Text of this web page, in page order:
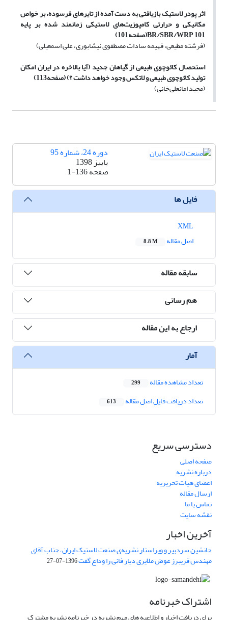
اثر پودر لاستیک بازیافتی به دست آمده از تایرهای فرسوده، بر خواص
مکانیکی و حرارتی کامپوزیت‌های لاستیکی زمانمند شده بر پایه
BR/SBR/WRP 101(صفحه101)
(فرشته مطیعی، فهیمه سادات مصطفوی نیشابوری، علی اسمعیلی)
استحصال کائوچوی طبیعی از گیاهان جدید (آیا بالاخره در ایران امکان
تولید کائوچوی طبیعی و لاتکس وجود خواهد داشت ؟)(صفحه113)
(مجید امانعلی‌خانی)
دوره 24، شماره 95
پاییز 1398
صفحه1-136
فایل ها
اصل مقاله
8.8 M
سابقه مقاله
هم رسانی
ارجاع به این مقاله
آمار
تعداد مشاهده مقاله 299
تعداد دریافت فایل اصل مقاله 613
دسترسی سریع
صفحه اصلی
درباره نشریه
اعضای هیات تحریریه
ارسال مقاله
تماس با ما
نقشه سایت
آخرین اخبار
جانشین سردبیر و ویراستار نشریه‌ی صنعت لاستیک ایران، جناب آقای
مهندس فریبرز عوض ملایری دیار فانی را وداع گفت1396-07-27
اشتراک خبرنامه
برای دریافت اخبار و اطلاعیه های مهم نشریه در خبرنامه نشریه مشترک